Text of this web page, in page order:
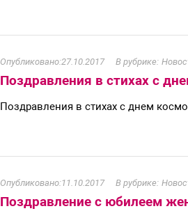
27.10.2017
Поздравления в стихах с
Поздравления в стихах с днем
11.10.2017
Поздравление с юбилеем